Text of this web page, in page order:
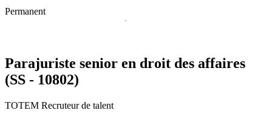
Permanent
Parajuriste senior en droit des affaires
(SS - 10802)
TOTEM Recruteur de talent